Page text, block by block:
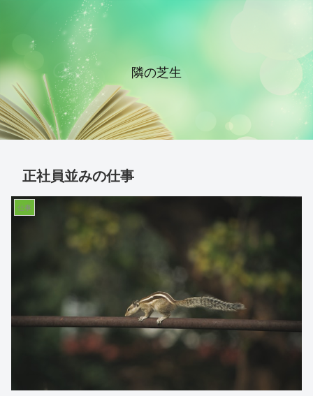
隣の芝生
正社員並みの仕事
仕事